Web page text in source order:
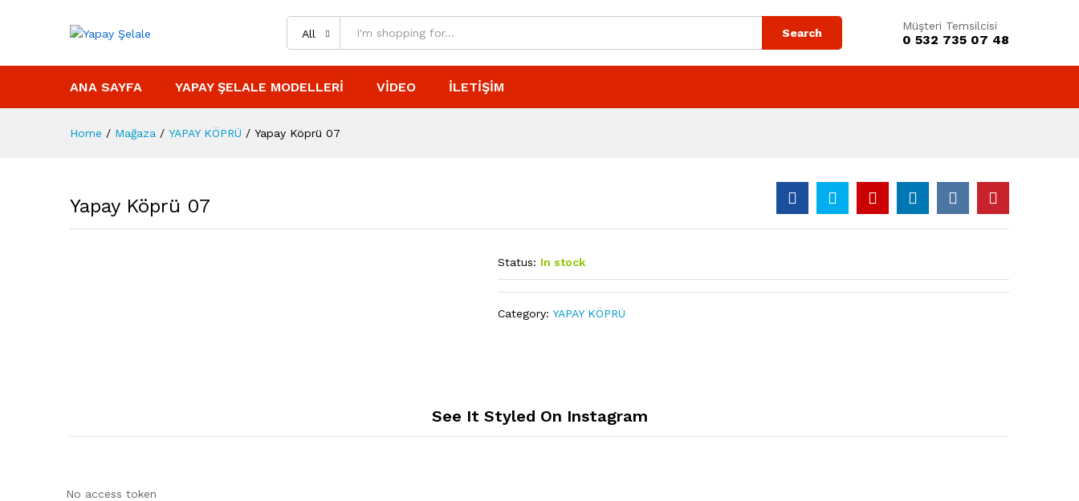
All Search
Müşteri Temsilcisi
0 532 735 07 48
ANA SAYFA YAPAY ŞELALE MODELLERI VIDEO İLETIŞIM
Home / Mağaza / YAPAY KÖPRÜ / Yapay Köprü 07
Yapay Köprü 07
Status: In stock
Category:YAPAY KÖPRÜ
See It Styled On Instagram
No access token